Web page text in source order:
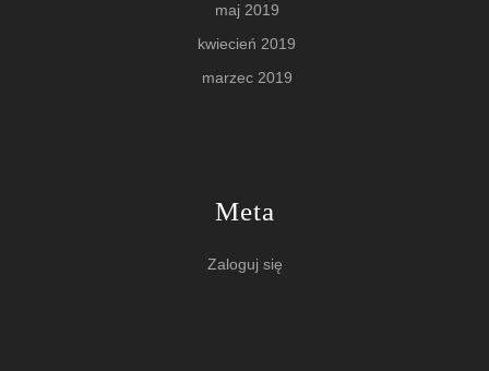
maj 2019
kwiecień 2019
marzec 2019
Meta
Zaloguj się